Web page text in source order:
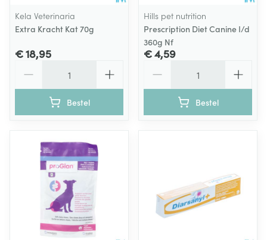
Kela Veterinaria
Extra Kracht Kat 70g
€ 18,95
Bestel
Hills pet nutrition
Prescription Diet Canine I/d
360g Nf
€ 4,59
Bestel